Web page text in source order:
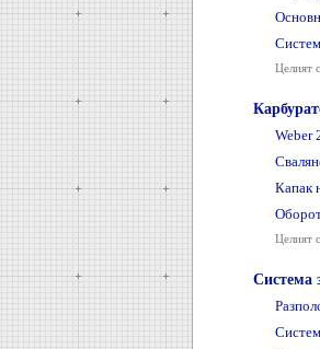
Целият
Weber
Капак
Целият
Система